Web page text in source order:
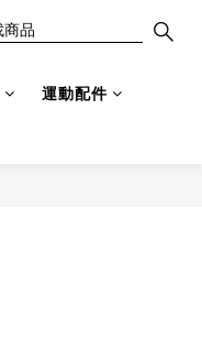
運動配件